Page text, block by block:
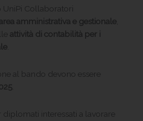
UniPi Collaboratori
area amministrativa e gestionale
attività di contabilità per i
al bando devono essere
interessati a lavorare